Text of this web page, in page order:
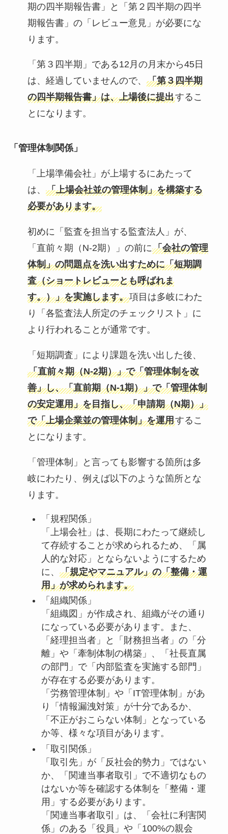
期の四半期報告書」と「第２四半期の四半
期報告書」の「レビュー意見」が必要にな
ります。
「第３四半期」である12月の月末から45日
は、経過していませんので、 「第３四半期
の四半期報告書」は、上場後に提出するこ
とになります。
「管理体制関係」
「上場準備会社」が上場するにあたって
は、 「上場会社並の管理体制」を構築する
必要があります。
初めに「監査を担当する監査法人」が、
「直前々期（N-2期）」の前に「会社の管理
体制」の問題点を洗い出すために「短期調
査（ショートレビューとも呼ばれま
す。）」を実施します。項目は多岐にわた
り「各監査法人所定のチェックリスト」に
より行われることが通常です。
「短期調査」により課題を洗い出した後、
「直前々期（N-2期）」で「管理体制を改
善」し、「直前期（N-1期）」で「管理体制
の安定運用」を目指し、「申請期（N期）」
で「上場企業並の管理体制」を運用するこ
とになります。
「管理体制」と言っても影響する箇所は多
岐にわたり、例えば以下のような箇所とな
ります。
「規程関係」
「上場会社」は、長期にわたって継続し
て存続することが求められるため、「属
人的な対応」とならないようにするため
に、 「規定やマニュアル」の「整備・運
用」が求められます。
「組織関係」
「組織図」が作成され、組織がその通り
になっている必要があります。また、
「経理担当者」と「財務担当者」の「分
離」や「牽制体制の構築」、「社長直属
の部門」で「内部監査を実施する部門」
が存在する必要があります。
「労務管理体制」や「IT管理体制」があ
り「情報漏洩対策」が十分であるか、
「不正がおこらない体制」となっている
か等、様々な項目があります。
「取引関係」
「取引先」が「反社会的勢力」ではない
か、「関連当事者取引」で不適切なもの
はないか等を確認する体制を「整備・運
用」する必要があります。
「関連当事者取引」は、「会社に利害関
係」のある「役員」や「100%の親会